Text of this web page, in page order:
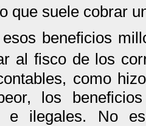
que suele cobrar
beneficios
al fisco de los
como
los
e ilegales. No